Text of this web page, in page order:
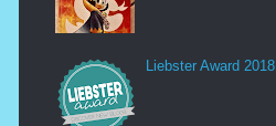
Liebster Award 2018